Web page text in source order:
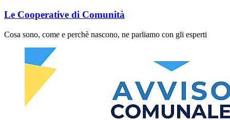
Le Cooperative di Comunità
Cosa sono, come e perchè nascono, ne parliamo con gli esperti